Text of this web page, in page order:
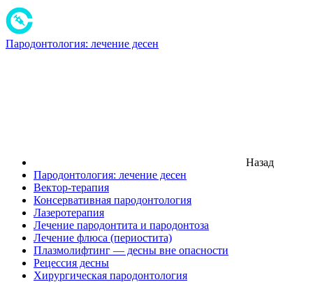
Пародонтология: лечение десен
Назад
Пародонтология: лечение десен
Вектор-терапия
Консервативная пародонтология
Лазеротерапия
Лечение пародонтита и пародонтоза
Лечение флюса (периостита)
Плазмолифтинг — десны вне опасности
Рецессия десны
Хирургическая пародонтология